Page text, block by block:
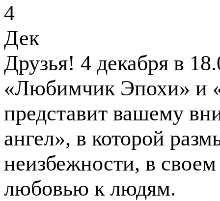
4
Дек
Друзья! 4 декабря в
«Любимчик Эпохи» и
представит вашему
ангел», в которой
неизбежности, в
любовью к людям.